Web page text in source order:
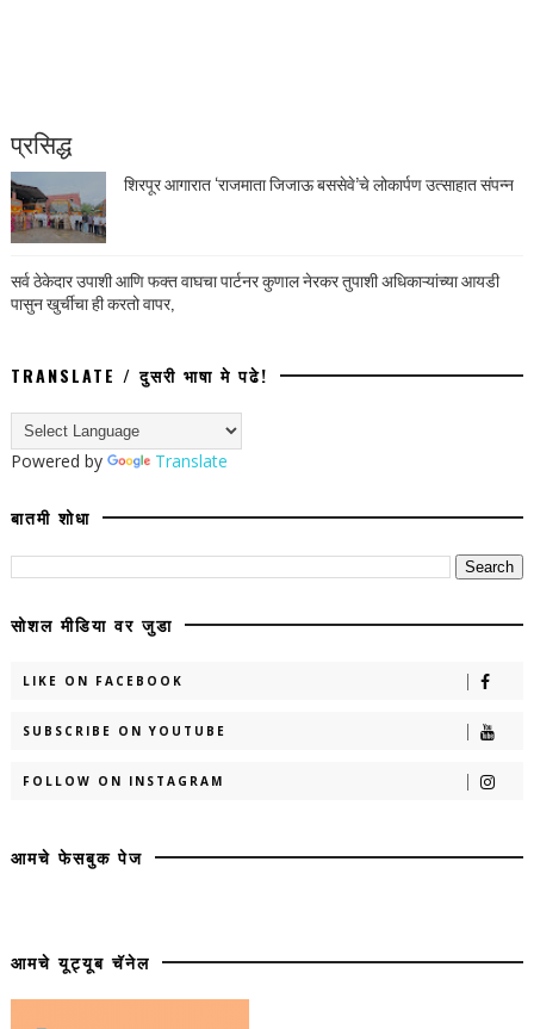
प्रसिद्ध
शिरपूर आगारात ‘राजमाता जिजाऊ बससेवे’चे लोकार्पण उत्साहात संपन्न
सर्व ठेकेदार उपाशी आणि फक्त वाघचा पार्टनर कुणाल नेरकर तुपाशी अधिकाऱ्यांच्या आयडी
पासुन खुर्चीचा ही करतो वापर,
TRANSLATE / दुसरी भाषा मे पढे!
Powered by Translate
बातमी शोधा
सोशल मीडिया वर जुडा
LIKE ON FACEBOOK
SUBSCRIBE ON YOUTUBE
FOLLOW ON INSTAGRAM
आमचे फेसबुक पेज
आमचे यूट्यूब चॅनेल